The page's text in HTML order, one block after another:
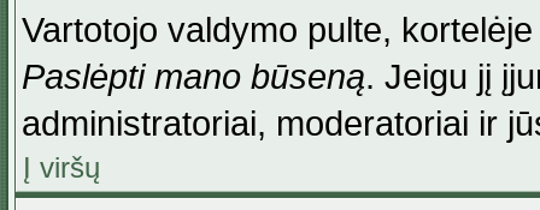
Vartotojo valdymo pulte,
Paslėpti mano būseną. Jeigu jį
administratoriai, moderatoriai ir
Į viršų